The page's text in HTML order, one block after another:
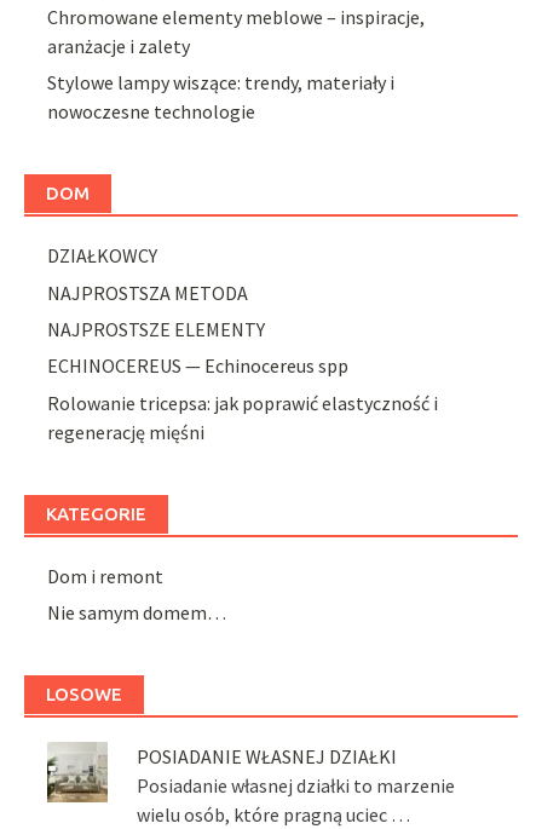
Chromowane elementy meblowe – inspiracje,
aranżacje i zalety
Stylowe lampy wiszące: trendy, materiały i
nowoczesne technologie
DOM
DZIAŁKOWCY
NAJPROSTSZA METODA
NAJPROSTSZE ELEMENTY
ECHINOCEREUS — Echinocereus spp
Rolowanie tricepsa: jak poprawić elastyczność i
regenerację mięśni
KATEGORIE
Dom i remont
Nie samym domem…
LOSOWE
POSIADANIE WŁASNEJ DZIAŁKI
Posiadanie własnej działki to marzenie
wielu osób, które pragną uciec …